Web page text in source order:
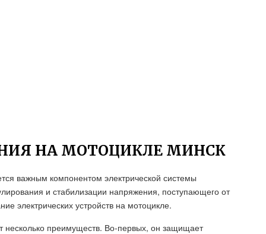
НА МОТОЦИКЛЕ МИНСК
важным компонентом электрической системы
и стабилизации напряжения, поступающего от
электрических устройств на мотоцикле.
несколько преимуществ. Во-первых, он защищает